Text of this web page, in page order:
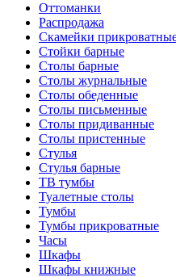
Оттоманки
Распродажа
Скамейки
Стойки барные
Столы барные
Столы журнальные
Столы обеденные
Столы письменные
Столы придиванные
Столы пристенные
Стулья
Стулья барные
ТВ тумбы
Туалетные столы
Тумбы
Тумбы прикроватные
Часы
Шкафы
Шкафы книжные